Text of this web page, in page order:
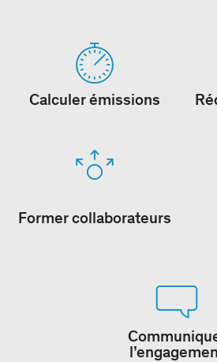
Calculer émissions
Former collaborateurs